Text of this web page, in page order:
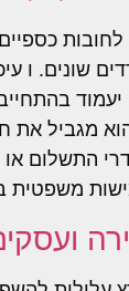
לחובות
שונים. ו
מגביל את
התשלום
משפטית